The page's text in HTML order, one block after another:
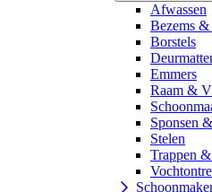
Afwassen
Bezems
Borstels
Emmers
Raam &
Sponsen
Stelen
Trappen